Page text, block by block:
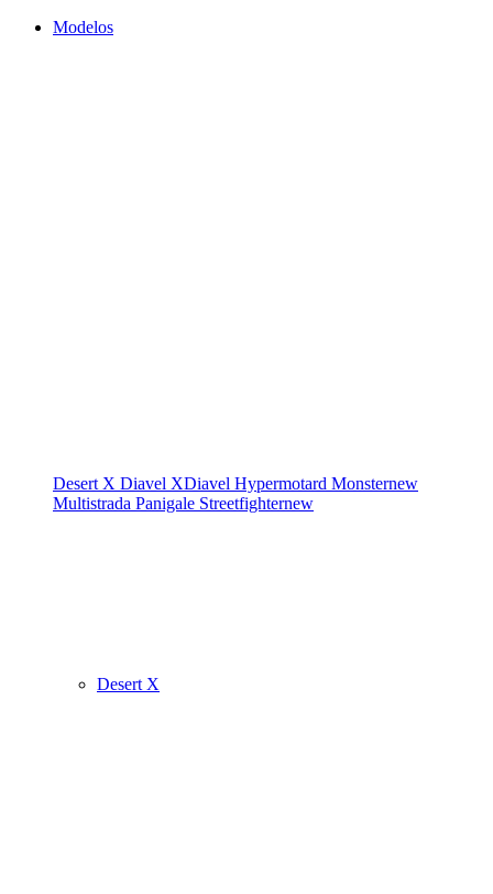
Modelos
Desert X Diavel XDiavel Hypermotard Monsternew
Multistrada Panigale Streetfighternew
Desert X